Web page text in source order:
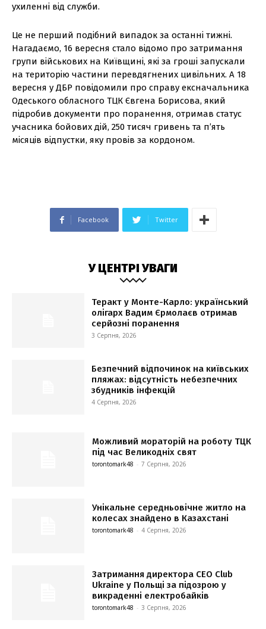
ухиленні від служби.
Це не перший подібний випадок за останні тижні.
Нагадаємо, 16 вересня стало відомо про затримання
групи військових на Київщині, які за гроші запускали
на територію частини перевдягнених цивільних. А 18
вересня у ДБР повідомили про справу ексначальника
Одеського обласного ТЦК Євгена Борисова, який
підробив документи про поранення, отримав статус
учасника бойових дій, 250 тисяч гривень та п’ять
місяців відпустки, яку провів за кордоном.
Facebook Twitter
У ЦЕНТРІ УВАГИ
Теракт у Монте-Карло: український
олігарх Вадим Єрмолаєв отримав
серйозні поранення
3 Серпня, 2026
Безпечний відпочинок на київських
пляжах: відсутність небезпечних
збудників інфекцій
4 Серпня, 2026
Можливий мораторій на роботу ТЦК
під час Великодніх свят
torontomark48 - 7 Серпня, 2026
Унікальне середньовічне житло на
колесах знайдено в Казахстані
torontomark48 - 4 Серпня, 2026
Затримання директора CEO Club
Ukraine у Польщі за підозрою у
викраденні електробайків
torontomark48 - 3 Серпня, 2026